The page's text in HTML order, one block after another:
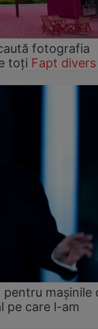
fotografia
toți Fapt divers
mașinile
pe care l-am